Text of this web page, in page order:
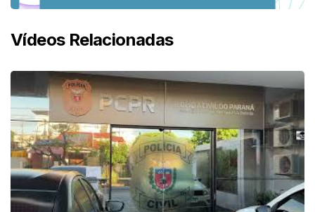
Vídeos Relacionadas